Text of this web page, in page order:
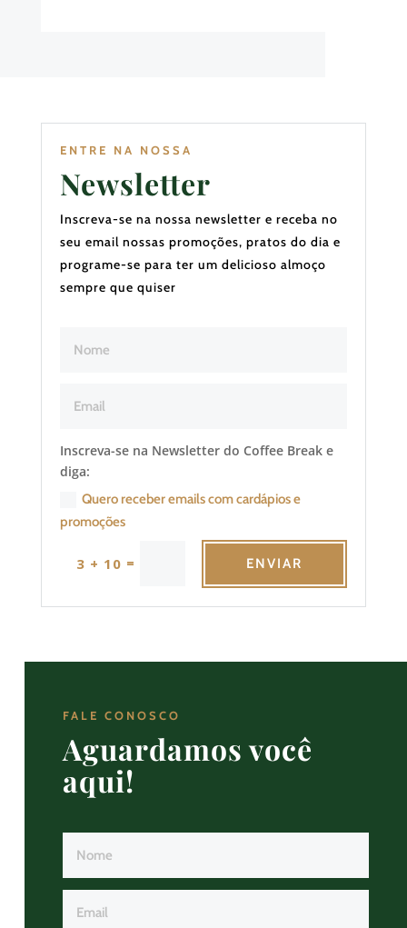
ENTRE NA NOSSA
Newsletter
Inscreva-se na nossa newsletter e receba no
seu email nossas promoções, pratos do dia e
programe-se para ter um delicioso almoço
sempre que quiser
Inscreva-se na Newsletter do Coffee Break e
diga:
Quero receber emails com cardápios e
promoções
3 + 10 = ENVIAR
FALE CONOSCO
Aguardamos você
aqui!